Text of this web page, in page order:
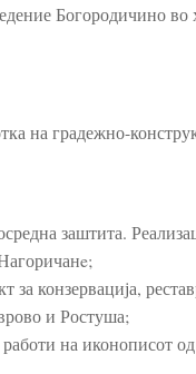
Богородичино
на градежно-
заштита.
конзервација,
и Ростуша;
работи на